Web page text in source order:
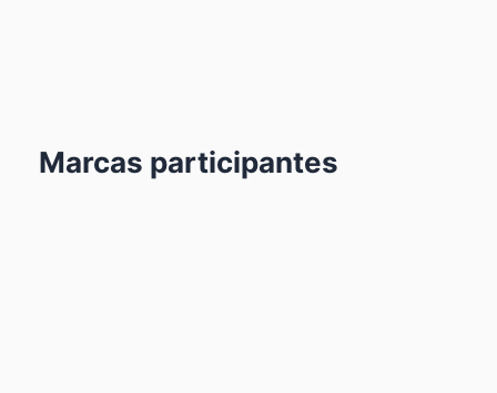
Marcas participantes